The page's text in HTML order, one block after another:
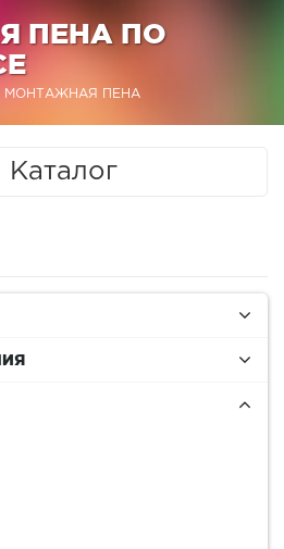
ПЕНА ПО
МОНТАЖНАЯ ПЕНА
Каталог